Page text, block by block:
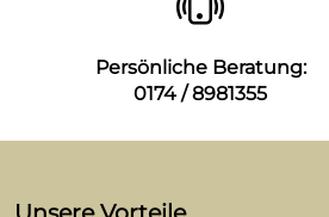
Persönliche Beratung:
0174 / 8981355